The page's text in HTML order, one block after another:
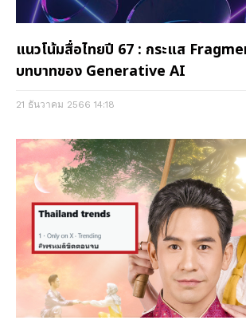
แนวโน้มสื่อไทยปี 67 : กระแส
บทบาทของ Generative AI
21 ธันวาคม 2566 14:18